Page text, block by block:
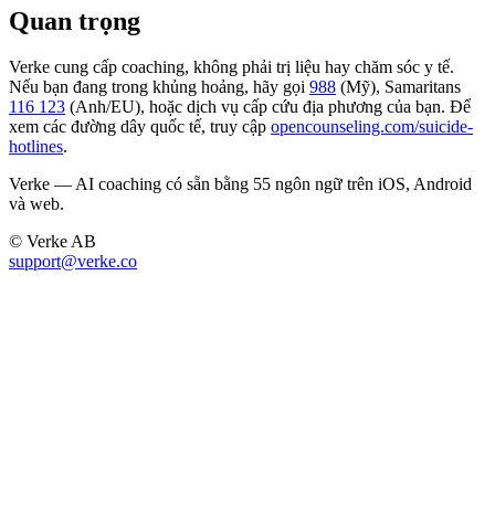
Quan trọng
Verke cung cấp coaching, không phải trị liệu hay chăm sóc y tế.
Nếu bạn đang trong khủng hoảng, hãy gọi 988 (Mỹ), Samaritans
116 123 (Anh/EU), hoặc dịch vụ cấp cứu địa phương của bạn. Để
xem các đường dây quốc tế, truy cập opencounseling.com/suicide-
hotlines.
Verke — AI coaching có sẵn bằng 55 ngôn ngữ trên iOS, Android
và web.
© Verke AB
support@verke.co